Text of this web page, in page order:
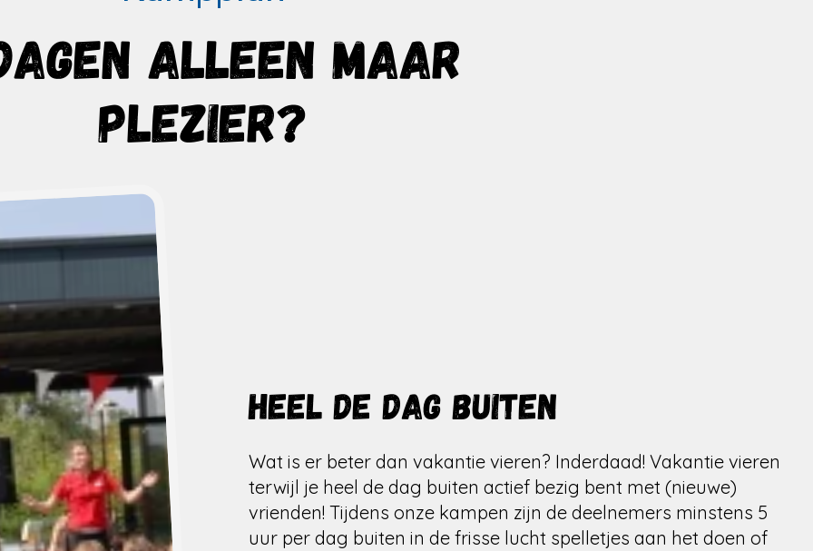
ALLEEN MAAR
PLEZIER?
Heel de dag buiten
Wat is er beter dan vakantie vieren? Inderdaad! Vakantie vieren
terwijl je heel de dag buiten actief bezig bent met (nieuwe)
vrienden! Tijdens onze kampen zijn de deelnemers minstens 5
uur per dag buiten in de frisse lucht spelletjes aan het doen of